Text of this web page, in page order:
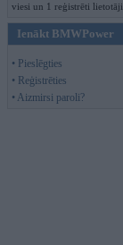
viesi un 1 reģistrēti lietotāji.
Ienākt BMWPower
• Pieslēgties
• Reģistrēties
• Aizmirsi paroli?